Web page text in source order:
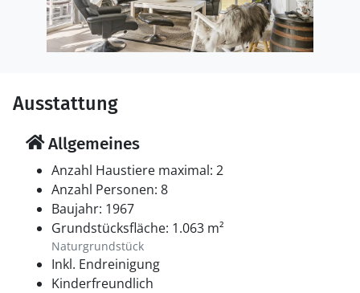
Ausstattung
Allgemeines
Anzahl Haustiere maximal: 2
Anzahl Personen: 8
Baujahr: 1967
Grundstücksfläche: 1.063 m²
Naturgrundstück
Inkl. Endreinigung
Kinderfreundlich